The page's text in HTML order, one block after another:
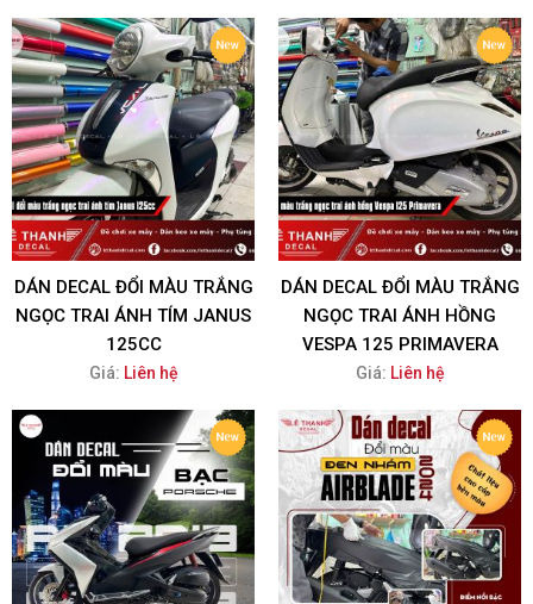
DÁN DECAL ĐỔI MÀU TRẮNG
NGỌC TRAI ÁNH TÍM JANUS
125CC
Giá: Liên hệ
DÁN DECAL ĐỔI MÀU TRẮNG
NGỌC TRAI ÁNH HỒNG
VESPA 125 PRIMAVERA
Giá: Liên hệ